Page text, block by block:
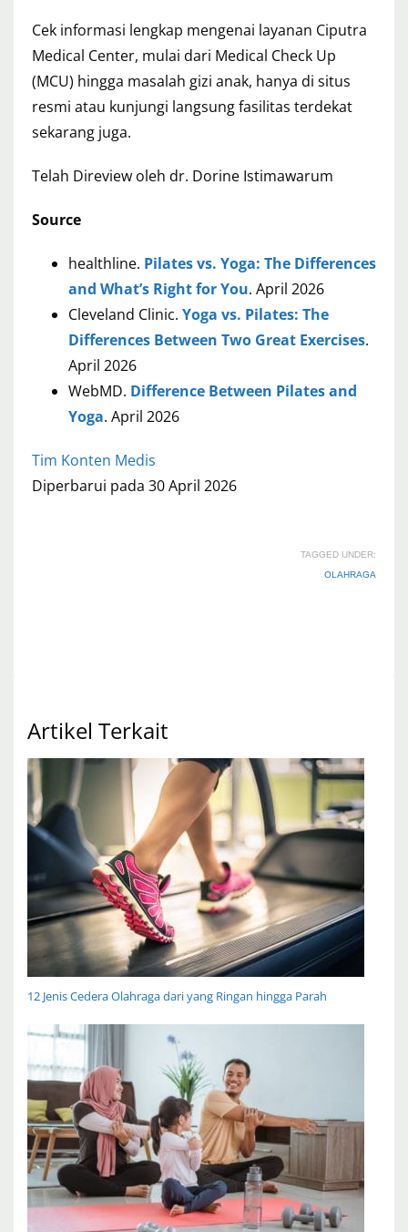
Cek informasi lengkap mengenai layanan Ciputra
Medical Center, mulai dari Medical Check Up
(MCU) hingga masalah gizi anak, hanya di situs
resmi atau kunjungi langsung fasilitas terdekat
sekarang juga.
Telah Direview oleh dr. Dorine Istimawarum
Source
healthline. Pilates vs. Yoga: The Differences
and What’s Right for You. April 2026
Cleveland Clinic. Yoga vs. Pilates: The
Differences Between Two Great Exercises.
April 2026
WebMD. Difference Between Pilates and
Yoga. April 2026
Tim Konten Medis
Diperbarui pada 30 April 2026
TAGGED UNDER:
OLAHRAGA
Artikel Terkait
12 Jenis Cedera Olahraga dari yang Ringan hingga Parah